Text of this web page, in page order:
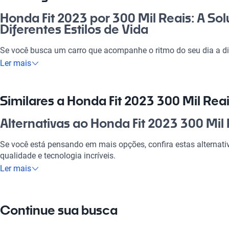
Honda Fit 2023 por 300 Mil Reais: A
Diferentes Estilos de Vida
Se você busca um carro que acompanhe o ritmo do seu dia a
300 mil reais é a escolha certa. Com muito espaço interno e
versatilidade faz valer a pena.
Por que escolher Honda Fit 2023 300
Desfrute da melhor tecnologia com Tecnologia moderna,
experiência conectada e confortável.
Opções comoHonda City, Honda Civic
Ler mais
Similares a Honda Fit 2023 300 Mil
Alternativas ao Honda Fit 2023 300 Mil
Se você está pensando em mais opções, confira estas
qualidade e tecnologia incríveis.
Honda Civic
Ler mais
Continue sua busca